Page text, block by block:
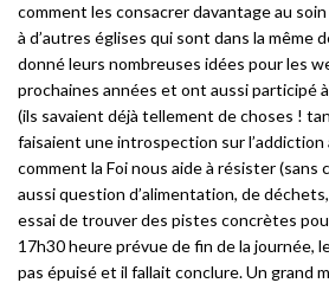
comment les consacrer davantage au
à d’autres églises qui sont dans la même
donné leurs nombreuses idées pour les
prochaines années et ont aussi participé
(ils savaient déjà tellement de choses !
faisaient une introspection sur l’addiction
comment la Foi nous aide à résister (sans
aussi question d’alimentation, de
essai de trouver des pistes concrètes
17h30 heure prévue de fin de la journée,
pas épuisé et il fallait conclure. Un grand